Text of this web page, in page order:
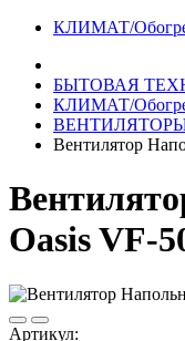
КЛИМАТ/
БЫТОВАЯ
КЛИМАТ/
Вентилятор
Oasis VF-
Артикул: